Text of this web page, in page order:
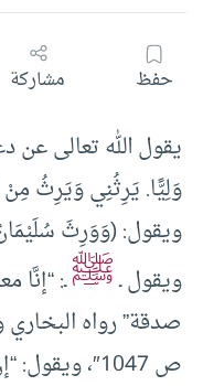
حفظ مشاركة
يقول الله تعالى عن
ويقول: (وَوَرِثَ
ويقول ـﷺـ: “إنَّا
صدقة” رواه
ص 1047″،